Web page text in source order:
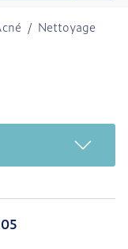
/ Nettoyage